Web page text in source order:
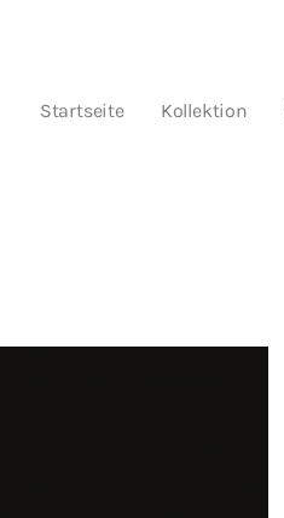
Startseite Kollektion